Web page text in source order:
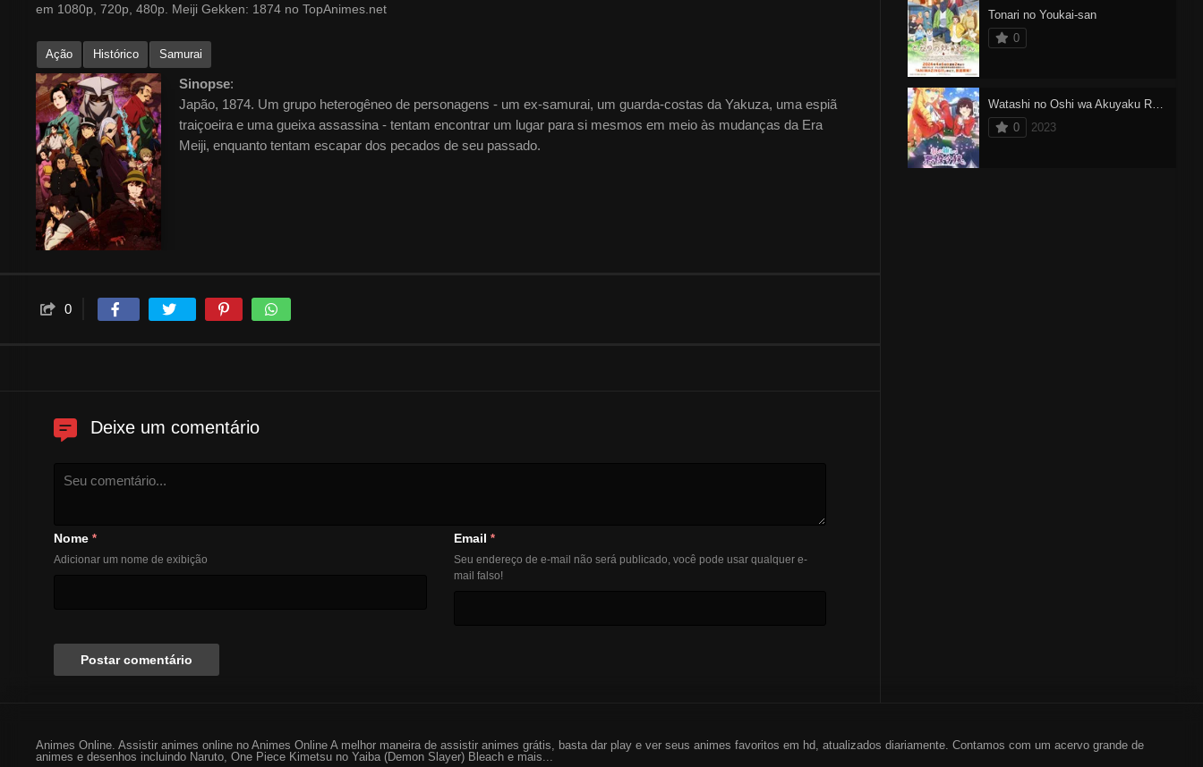
em 1080p, 720p, 480p. Meiji Gekken: 1874 no TopAnimes.net
Ação Histórico Samurai
Sinopse:
Japão, 1874. Um grupo heterogêneo de personagens - um ex-samurai, um guarda-costas da Yakuza, uma espiã
traiçoeira e uma gueixa assassina - tentam encontrar um lugar para si mesmos em meio às mudanças da Era
Meiji, enquanto tentam escapar dos pecados de seu passado.
0
Deixe um comentário
Nome *
Adicionar um nome de exibição
Email *
Seu endereço de e-mail não será publicado, você pode usar qualquer e-
mail falso!
Tonari no Youkai-san
0
Watashi no Oshi wa Akuyaku Reijou
0
2023
Animes Online. Assistir animes online no Animes Online A melhor maneira de assistir animes grátis, basta dar play e ver seus animes favoritos em hd, atualizados diariamente. Contamos com um acervo grande de
animes e desenhos incluindo Naruto, One Piece Kimetsu no Yaiba (Demon Slayer) Bleach e mais...